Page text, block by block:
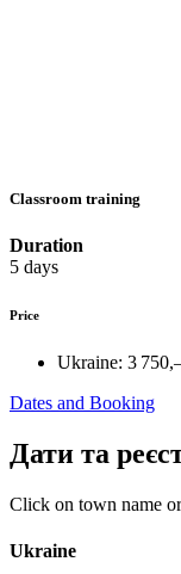
Classroom training
Duration
5 days
Price
Ukraine: 3
Dates and Booking
Дати та
Click on town name
Ukraine